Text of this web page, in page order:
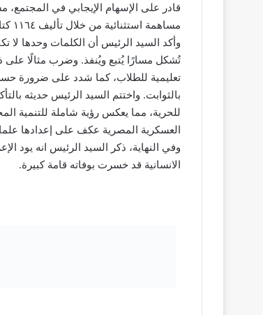
قادر على الإسهام الإيجابي في المجتمع،
مساهمة استثنائية من خلال تأليف ١١٦٤ كتابًا خلال حياته.
وأكد السيد الرئيس أن الكلمات وحدها لا
تُشكل مسارًا يُتبع ويُنفذ. وضرب مثالًا على
تعليمية للطلاب، كما شدد على ضرورة حسن
بالثوابت. واختتم السيد الرئيس حديثه
للحرية، مما يعكس رؤية شاملة للتنمية
العسكرية المصرية عكف على إعدادها
وفي النهاية، ذكر السيد الرئيس انه يود
الانسانية قد خسرت بوفاته قامة كبيرة.